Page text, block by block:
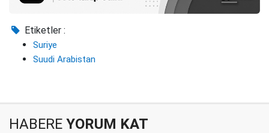
Etiketler :
Suriye
Suudi Arabistan
HABERE YORUM KAT